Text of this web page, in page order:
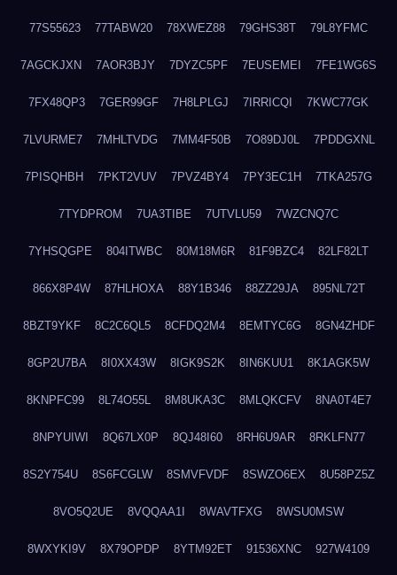
77S55623 77TABW20 78XWEZ88 79GHS38T 79L8YFMC
7AGCKJXN 7AOR3BJY 7DYZC5PF 7EUSEMEI 7FE1WG6S
7FX48QP3 7GER99GF 7H8LPLGJ 7IRRICQI 7KWC77GK
7LVURME7 7MHLTVDG 7MM4F50B 7O89DJ0L 7PDDGXNL
7PISQHBH 7PKT2VUV 7PVZ4BY4 7PY3EC1H 7TKA257G
7TYDPROM 7UA3TIBE 7UTVLU59 7WZCNQ7C
7YHSQGPE 804ITWBC 80M18M6R 81F9BZC4 82LF82LT
866X8P4W 87HLHOXA 88Y1B346 88ZZ29JA 895NL72T
8BZT9YKF 8C2C6QL5 8CFDQ2M4 8EMTYC6G 8GN4ZHDF
8GP2U7BA 8I0XX43W 8IGK9S2K 8IN6KUU1 8K1AGK5W
8KNPFC99 8L74O55L 8M8UKA3C 8MLQKCFV 8NA0T4E7
8NPYUIWI 8Q67LX0P 8QJ48I60 8RH6U9AR 8RKLFN77
8S2Y754U 8S6FCGLW 8SMVFVDF 8SWZO6EX 8U58PZ5Z
8VO5Q2UE 8VQQAA1I 8WAVTFXG 8WSU0MSW
8WXYKI9V 8X79OPDP 8YTM92ET 91536XNC 927W4109